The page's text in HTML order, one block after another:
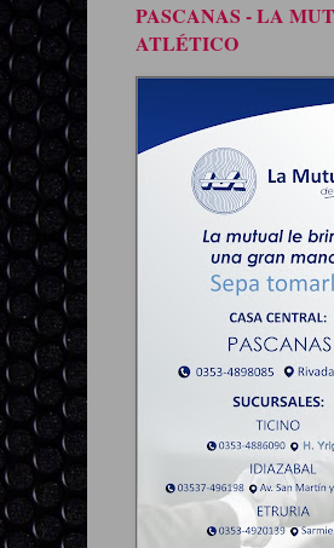
PASCANAS - LA
ATLÉTICO